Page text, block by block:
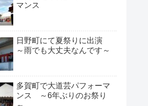
マンス
日野町にて夏祭りに出演
～雨でも大丈夫なんです～
多賀町で大道芸パフォーマ
ンス ～6年ぶりのお祭り